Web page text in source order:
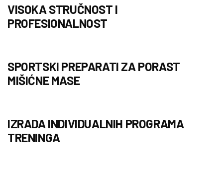
VISOKA STRUČNOST I
PROFESIONALNOST
SPORTSKI PREPARATI ZA PORAST
MIŠIĆNE MASE
IZRADA INDIVIDUALNIH PROGRAMA
TRENINGA